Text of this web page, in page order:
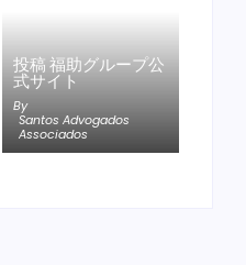
投稿 福助グループ公
式サイト
By
Santos Advogados
Associados